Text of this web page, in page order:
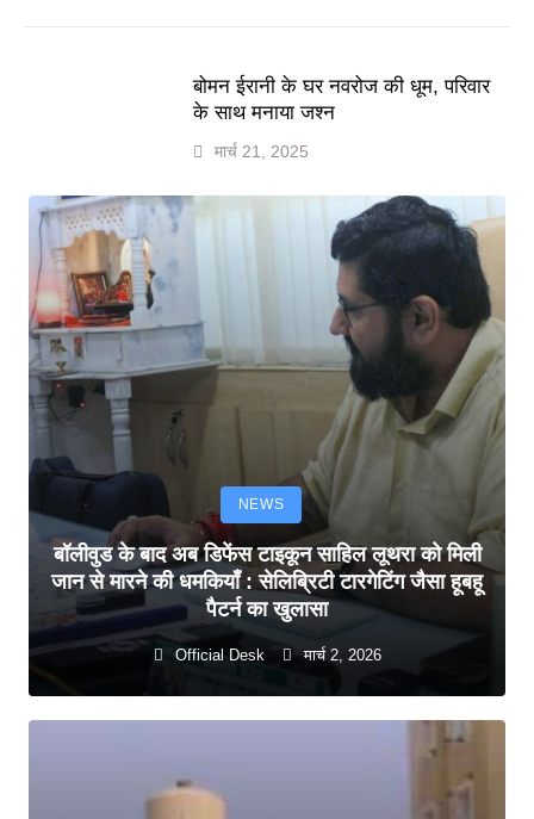
बोमन ईरानी के घर नवरोज की धूम, परिवार
के साथ मनाया जश्न
मार्च 21, 2025
NEWS
बॉलीवुड के बाद अब डिफेंस टाइकून साहिल लूथरा को मिली
जान से मारने की धमकियाँ : सेलिब्रिटी टारगेटिंग जैसा हूबहू
पैटर्न का खुलासा
Official Desk मार्च 2, 2026